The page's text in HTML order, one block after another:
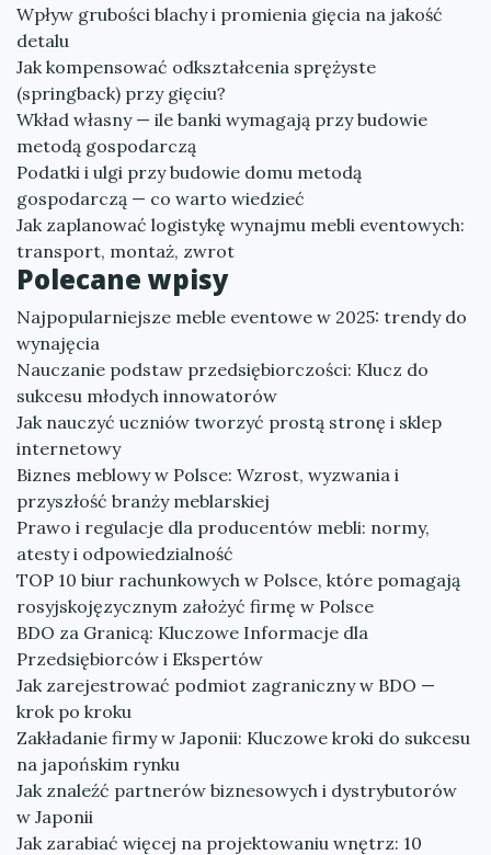
Wpływ grubości blachy i promienia gięcia na jakość
detalu
Jak kompensować odkształcenia sprężyste
(springback) przy gięciu?
Wkład własny — ile banki wymagają przy budowie
metodą gospodarczą
Podatki i ulgi przy budowie domu metodą
gospodarczą — co warto wiedzieć
Jak zaplanować logistykę wynajmu mebli eventowych:
transport, montaż, zwrot
Polecane wpisy
Najpopularniejsze meble eventowe w 2025: trendy do
wynajęcia
Nauczanie podstaw przedsiębiorczości: Klucz do
sukcesu młodych innowatorów
Jak nauczyć uczniów tworzyć prostą stronę i sklep
internetowy
Biznes meblowy w Polsce: Wzrost, wyzwania i
przyszłość branży meblarskiej
Prawo i regulacje dla producentów mebli: normy,
atesty i odpowiedzialność
TOP 10 biur rachunkowych w Polsce, które pomagają
rosyjskojęzycznym założyć firmę w Polsce
BDO za Granicą: Kluczowe Informacje dla
Przedsiębiorców i Ekspertów
Jak zarejestrować podmiot zagraniczny w BDO —
krok po kroku
Zakładanie firmy w Japonii: Kluczowe kroki do sukcesu
na japońskim rynku
Jak znaleźć partnerów biznesowych i dystrybutorów
w Japonii
Jak zarabiać więcej na projektowaniu wnętrz: 10